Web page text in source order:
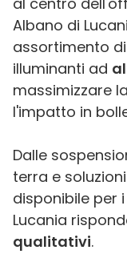
Albano di
assortimento
illuminanti ad
massimizzare la
l'impatto in
Dalle
terra e
disponibile per
Lucania
qualitativi.